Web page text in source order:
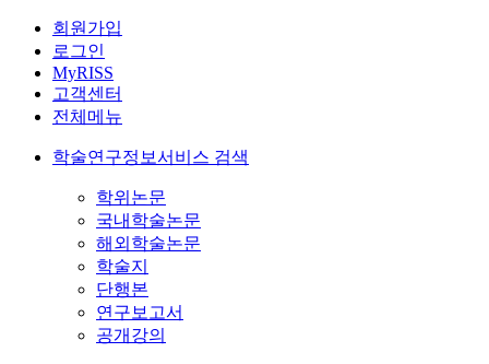
회원가입
로그인
MyRISS
고객센터
전체메뉴
학술연구정보서비스 검색
학위논문
국내학술논문
해외학술논문
학술지
단행본
연구보고서
공개강의